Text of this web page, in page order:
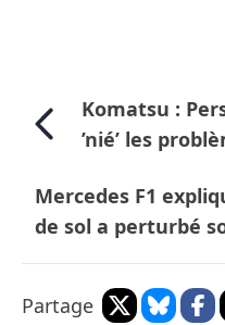
Komatsu :
’nié’ les
Mercedes F1
de sol a perturbé
Partage